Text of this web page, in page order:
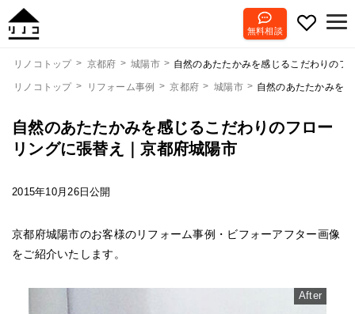
無料相談
リノコトップ 京都府 城陽市 自然のあたたかみを感じるこだわりのフ
リノコトップ リフォーム事例 京都府 城陽市 自然のあたたかみを
自然のあたたかみを感じるこだわりのフロー
リングに張替え｜京都府城陽市
2015年10月26日公開
京都府城陽市のお客様のリフォーム事例・ビフォーアフター画像
をご紹介いたします。
After